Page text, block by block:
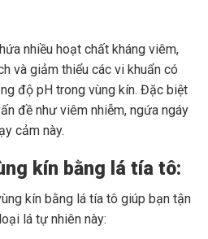
nhiều hoạt chất kháng viêm,
và giảm thiểu các vi khuẩn có
độ pH trong vùng kín. Đặc biệt
đề như viêm nhiễm, ngứa ngáy
cảm này.
kín bằng lá tía tô:
kín bằng lá tía tô giúp bạn tận
lá tự nhiên này: